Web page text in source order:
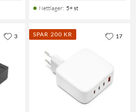
Nettlager: 5+ st
3 SPAR 200 KR 17